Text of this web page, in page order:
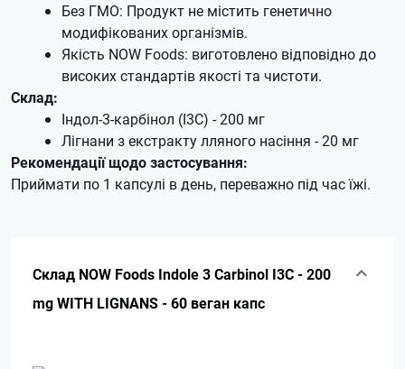
Без ГМО: Продукт не містить генетично
модифікованих організмів.
Якість NOW Foods: виготовлено відповідно до
високих стандартів якості та чистоти.
Склад:
Індол-3-карбінол (I3C) - 200 мг
Лігнани з екстракту лляного насіння - 20 мг
Рекомендації щодо застосування:
Приймати по 1 капсулі в день, переважно під час їжі.
Склад NOW Foods Indole 3 Carbinol I3C - 200
mg WITH LIGNANS - 60 веган капс